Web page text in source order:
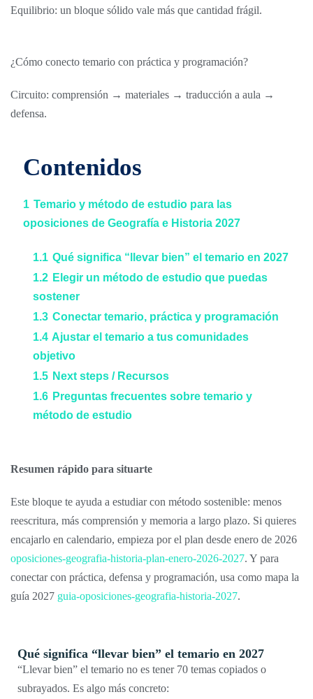
Equilibrio: un bloque sólido vale más que cantidad frágil.
¿Cómo conecto temario con práctica y programación?
Circuito: comprensión → materiales → traducción a aula →
defensa.
Contenidos
1 Temario y método de estudio para las
oposiciones de Geografía e Historia 2027
1.1 Qué significa “llevar bien” el temario en 2027
1.2 Elegir un método de estudio que puedas
sostener
1.3 Conectar temario, práctica y programación
1.4 Ajustar el temario a tus comunidades
objetivo
1.5 Next steps / Recursos
1.6 Preguntas frecuentes sobre temario y
método de estudio
Resumen rápido para situarte
Este bloque te ayuda a estudiar con método sostenible: menos
reescritura, más comprensión y memoria a largo plazo. Si quieres
encajarlo en calendario, empieza por el plan desde enero de 2026
oposiciones-geografia-historia-plan-enero-2026-2027. Y para
conectar con práctica, defensa y programación, usa como mapa la
guía 2027 guia-oposiciones-geografia-historia-2027.
Qué significa “llevar bien” el temario en 2027
“Llevar bien” el temario no es tener 70 temas copiados o
subrayados. Es algo más concreto: